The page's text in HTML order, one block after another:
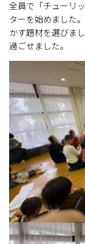
全員で「チューリ
ターを始めました
かす題材を選びま
過ごせました。